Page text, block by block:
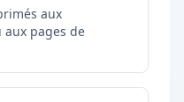
aux
pages de